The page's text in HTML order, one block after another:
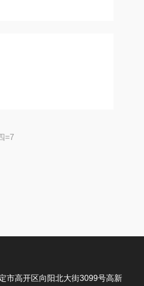
=7
市高开区向阳北大街3099号高新